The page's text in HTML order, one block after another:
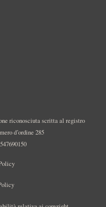
riconosciuta scritta al registro
d’ordine 285